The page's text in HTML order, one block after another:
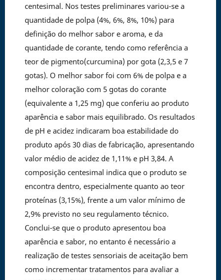
centesimal. Nos testes preliminares variou-se a
quantidade de polpa (4%, 6%, 8%, 10%) para
definição do melhor sabor e aroma, e da
quantidade de corante, tendo como referência a
teor de pigmento(curcumina) por gota (2,3,5 e 7
gotas). O melhor sabor foi com 6% de polpa e a
melhor coloração com 5 gotas do corante
(equivalente a 1,25 mg) que conferiu ao produto
aparência e sabor mais equilibrado. Os resultados
de pH e acidez indicaram boa estabilidade do
produto após 30 dias de fabricação, apresentando
valor médio de acidez de 1,11% e pH 3,84. A
composição centesimal indica que o produto se
encontra dentro, especialmente quanto ao teor
proteínas (3,15%), frente a um valor mínimo de
2,9% previsto no seu regulamento técnico.
Conclui-se que o produto apresentou boa
aparência e sabor, no entanto é necessário a
realização de testes sensoriais de aceitação bem
como incrementar tratamentos para avaliar a